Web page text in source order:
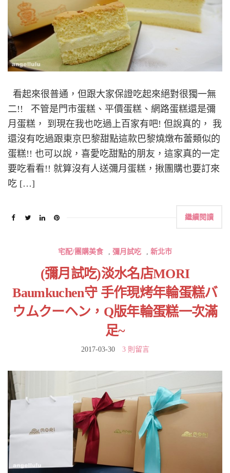
看起來很普通，但跟大家保證吃起來絕對很獨一無
二!! 不管是門市蛋糕、平價蛋糕、網路蛋糕還是彌
月蛋糕， 到現在我也吃過上百家有吧! 但說真的， 我
還沒有吃過跟東京巴黎甜點這款巴黎燒燉布蕾類似的
蛋糕!! 也可以說，喜愛吃甜點的朋友，這家真的一定
要吃看看!! 就算沒有人送彌月蛋糕，揪團購也要訂來
吃 […]
繼續閱讀
宅配/團購美食 彌月試吃 新北市
(彌月試吃)淡水名店MORI
Baumkuchen守 手作現烤年輪蛋糕バ
ウムクーヘン，Q版年輪蛋糕一次滿
足~
2017-03-30 3 則留言